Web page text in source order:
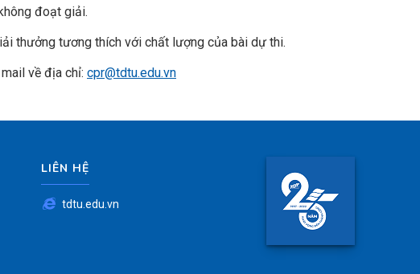
đoạt giải.
thưởng tương thích với chất lượng của bài dự thi.
về địa chỉ: cpr@tdtu.edu.vn
LIÊN HỆ
tdtu.edu.vn